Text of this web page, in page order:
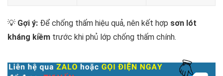
💡 Gợi ý: Để chống thấm hiệu quả, nên kết hợp sơn lót
kháng kiềm trước khi phủ lớp chống thấm chính.